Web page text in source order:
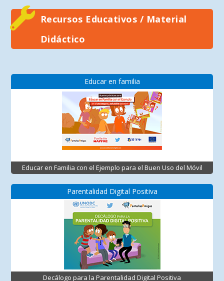
Recursos Educativos / Material
Didáctico
Educar en familia
Educar en Familia con el Ejemplo para el Buen Uso del Móvil
Parentalidad Digital Positiva
Decálogo para la Parentalidad Digital Positiva